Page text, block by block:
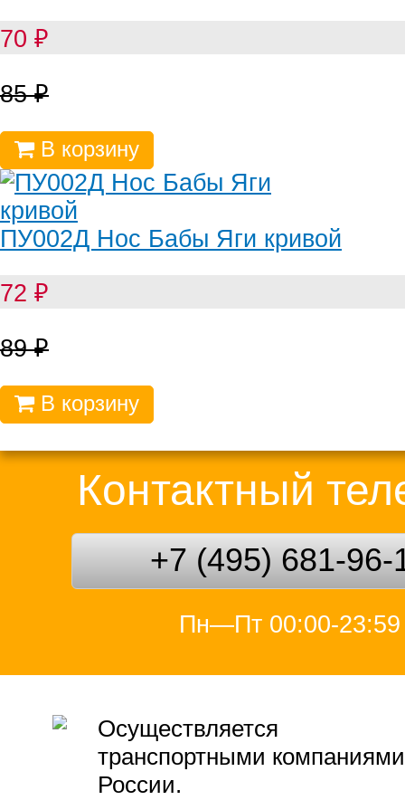
70 ₽
85₽
В корзину
ПУ002Д Нос Бабы Яги кривой
72 ₽
89₽
В корзину
Контактный
+7 (495) 681-96-
Пн—Пт 00:00-23:59
Осуществляется
транспортными компаниями
России.